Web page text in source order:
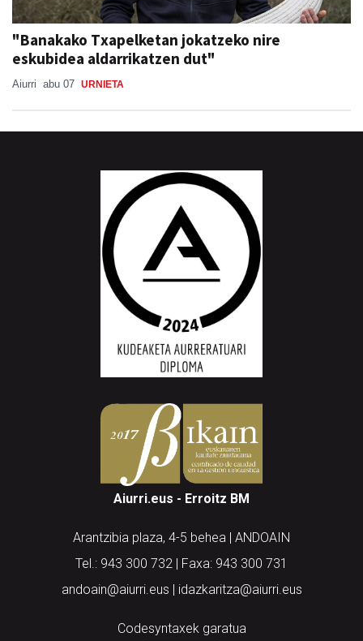
"Banakako Txapelketan jokatzeko nire
eskubidea aldarrikatzen dut"
Aiurri abu 07 URNIETA
Aiurri.eus - Erroitz BM
Arantzibia plaza, 4-5 behea | ANDOAIN
Tel.: 943 300 732 | Faxa: 943 300 731
andoain@aiurri.eus | idazkaritza@aiurri.eus
Codesyntaxek garatua